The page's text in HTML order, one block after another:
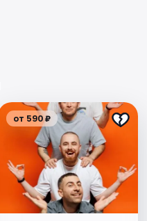
от 590 ₽